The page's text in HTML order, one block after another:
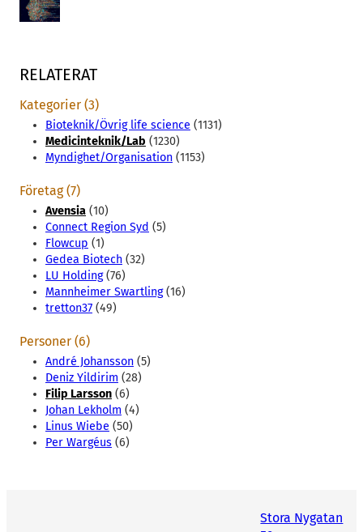
RELATERAT
Kategorier (3)
Bioteknik/Övrig life science (1131)
Medicinteknik/Lab (1230)
Myndighet/Organisation (1153)
Företag (7)
Avensia (10)
Connect Region Syd (5)
Flowcup (1)
Gedea Biotech (32)
LU Holding(76)
Mannheimer Swartling(16)
tretton37 (49)
Personer (6)
André Johansson (5)
Deniz Yildirim (28)
Filip Larsson (6)
Johan Lekholm (4)
Linus Wiebe (50)
Per Wargéus (6)
Stora Nygatan